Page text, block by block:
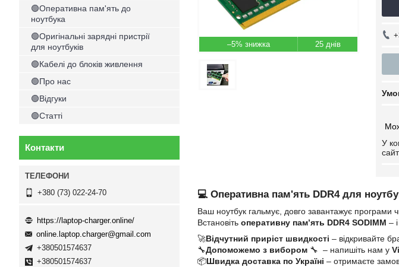
–5% 25 днів
У
💻 Оперативна пам'ять DDR4 для
Ваш ноутбук гальмує, довго завантажує програми
Встановіть оперативну пам’ять DDR4 SODIMM –
🚀Відчутний приріст швидкості – відкривайте
🔧Допоможемо з вибором 🔧 – напишіть нам у
📦Швидка доставка по Україні – отримаєте
🟢Оперативна пам'ять до
ноутбука
🟢Оригінальні зарядні пристрії
для ноутбуків
🟢Кабелі до блоків живлення
🟢Про нас
🟢Відгуки
🟢Статті
Контакти
+380 (73) 022-24-70
https://laptop-charger.online/
online.laptop.charger@gmail.com
+380501574637
+380501574637